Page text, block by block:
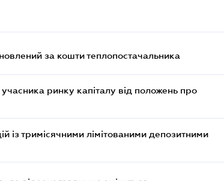
за кошти теплопостачальника
ринку капіталу від положень про
із тримісячними лімітованими депозитними